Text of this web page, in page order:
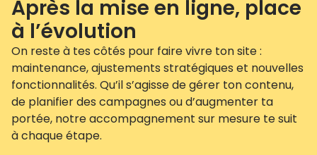
Après la mise en ligne, place
à l’évolution
On reste à tes côtés pour faire vivre ton site :
maintenance, ajustements stratégiques et nouvelles
fonctionnalités. Qu’il s’agisse de gérer ton contenu,
de planifier des campagnes ou d’augmenter ta
portée, notre accompagnement sur mesure te suit
à chaque étape.